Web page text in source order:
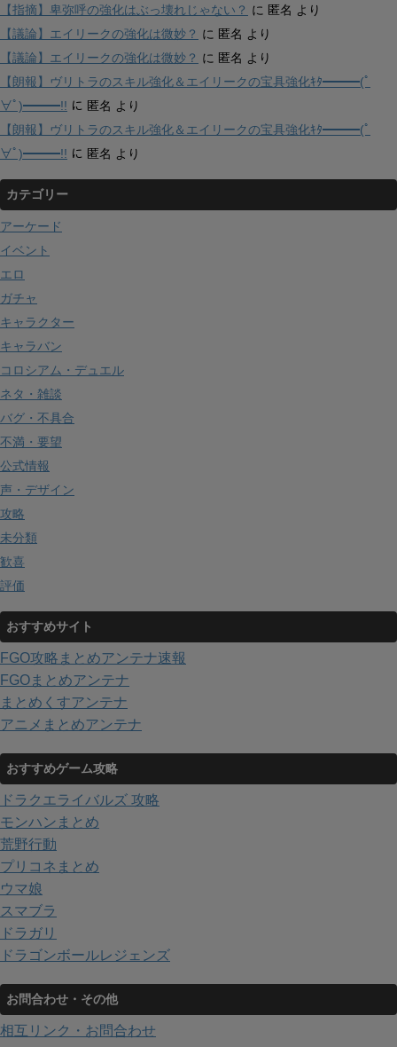
【指摘】卑弥呼の強化はぶっ壊れじゃない？ に 匿名 より
【議論】エイリークの強化は微妙？ に 匿名 より
【議論】エイリークの強化は微妙？ に 匿名 より
【朗報】ヴリトラのスキル強化＆エイリークの宝具強化ｷﾀ━━━(ﾟ
∀ﾟ)━━━!! に 匿名 より
【朗報】ヴリトラのスキル強化＆エイリークの宝具強化ｷﾀ━━━(ﾟ
∀ﾟ)━━━!! に 匿名 より
カテゴリー
アーケード
イベント
エロ
ガチャ
キャラクター
キャラバン
コロシアム・デュエル
ネタ・雑談
バグ・不具合
不満・要望
公式情報
声・デザイン
攻略
未分類
歓喜
評価
おすすめサイト
FGO攻略まとめアンテナ速報
FGOまとめアンテナ
まとめくすアンテナ
アニメまとめアンテナ
おすすめゲーム攻略
ドラクエライバルズ 攻略
モンハンまとめ
荒野行動
プリコネまとめ
ウマ娘
スマブラ
ドラガリ
ドラゴンボールレジェンズ
お問合わせ・その他
相互リンク・お問合わせ